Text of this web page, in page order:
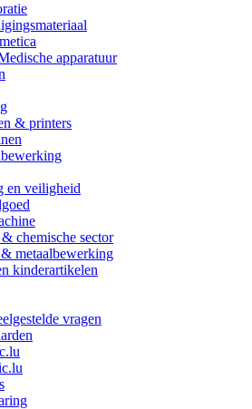
apparatuur
& printers
en veiligheid
chemische sector
metaalbewerking
kinderartikelen
vragen